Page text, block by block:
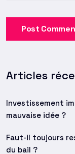
Post
Articles
Investissement
mauvaise idée ?
Faut-il toujours
du bail ?